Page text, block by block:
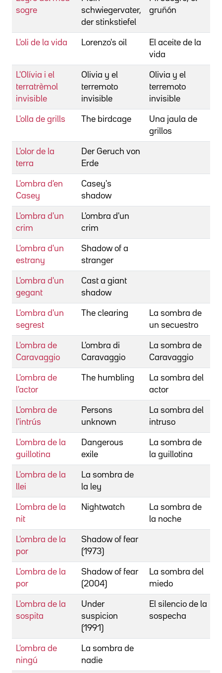
sogre
schwiegervater,
der stinkstiefel
gruñón
L'oli de la vida Lorenzo's oil
El aceite de la
vida
L'Olívia i el
terratrèmol
invisible
Olivia y el
terremoto
invisible
Olivia y el
terremoto
invisible
L'olla de grills The birdcage
Una jaula de
grillos
L'olor de la
terra
Der Geruch von
Erde
L'ombra d'en
Casey
Casey's
shadow
L'ombra d'un
crim
L'ombra d'un
crim
L'ombra d'un
estrany
Shadow of a
stranger
L'ombra d'un
gegant
Cast a giant
shadow
L'ombra d'un
segrest
The clearing
La sombra de
un secuestro
L'ombra de
Caravaggio
L'ombra di
Caravaggio
La sombra de
Caravaggio
L'ombra de
l'actor
The humbling
La sombra del
actor
L'ombra de
l'intrús
Persons
unknown
La sombra del
intruso
L'ombra de la
guillotina
Dangerous
exile
La sombra de
la guillotina
L'ombra de la
llei
La sombra de
la ley
L'ombra de la
nit
Nightwatch
La sombra de
la noche
L'ombra de la
por
Shadow of fear
(1973)
L'ombra de la
por
Shadow of fear
(2004)
La sombra del
miedo
L'ombra de la
sospita
Under
suspicion
(1991)
El silencio de la
sospecha
L'ombra de
ningú
La sombra de
nadie